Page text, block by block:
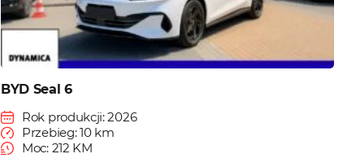
BYD Seal 6
Rok produkcji: 2026
Przebieg: 10 km
Moc: 212 KM